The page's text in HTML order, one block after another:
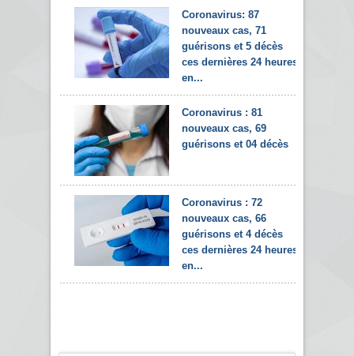
Coronavirus: 87
nouveaux cas, 71
guérisons et 5 décès
ces dernières 24 heures
en...
Coronavirus : 81
nouveaux cas, 69
guérisons et 04 décès
Coronavirus : 72
nouveaux cas, 66
guérisons et 4 décès
ces dernières 24 heures
en...